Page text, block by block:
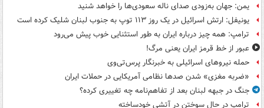
یمن: جهان به‌زودی صدای ناله سعودی‌ها را خواهد شنید
یونیفل: ارتش اسرائیل در یک روز ۱۱۳ توپ به جنوب لبنان شلیک کرده است
ترامپ: همه چیز درباره ایران به طور استثنایی خوب پیش می‌رود
عبور از خط قرمز ایران یعنی مرگ!
حمله نیروهای اسرائیلی به خبرنگار پرس‌تی‌وی
«ضربه مغزی» شدن صدها نظامی آمریکایی در حملات ایران
جنگ در جبهه لبنان بعد از تفاهم‌نامه چه تغییری کرده؟
ترامپ در حال سوختن در آتشی خودساخته